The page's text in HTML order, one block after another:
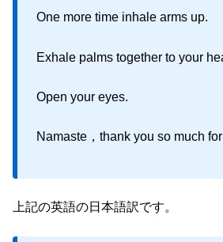
One more time inhale arms up.
Exhale palms together to your
Open your eyes.
Namaste，thank you so much
上記の英語の日本語訳です。